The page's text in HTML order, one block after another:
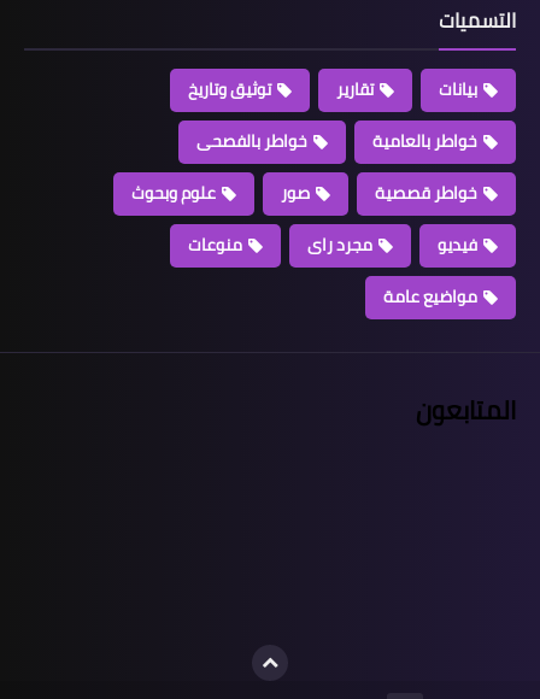
التسميات
بيانات تقارير
توثيق وتاريخ
خواطر بالعامية
خواطر بالفصحى
خواطر قصصية
صور
علوم وبحوث
فيديو
مجرد راى
منوعات
مواضيع عامة
المتابعون